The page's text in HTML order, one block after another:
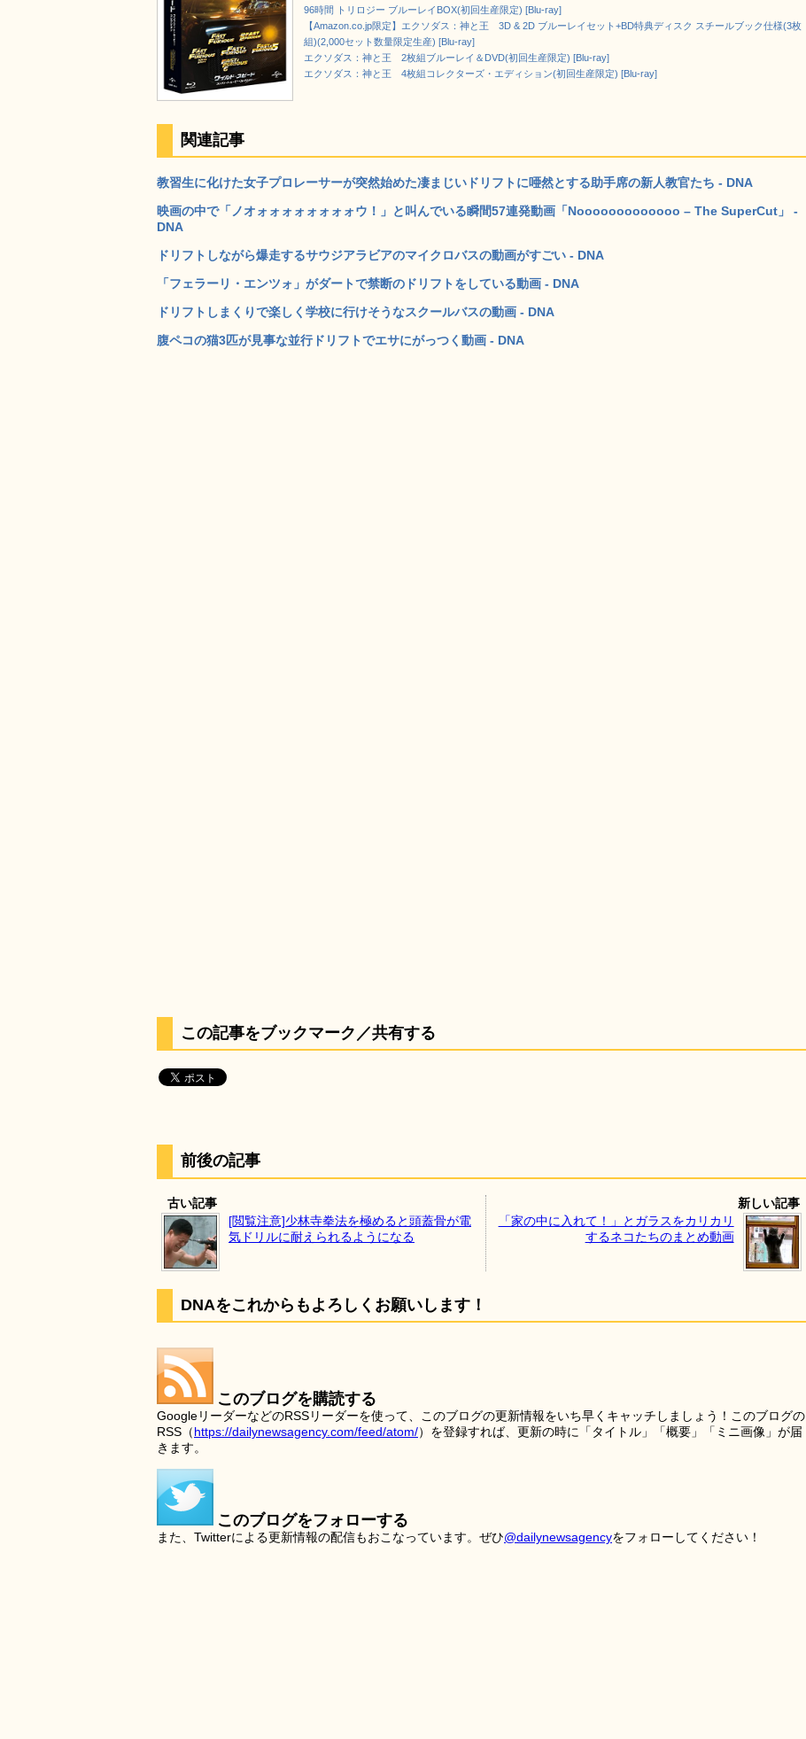
96時間 トリロジー ブルーレイBOX(初回生産限定) [Blu-ray]
【Amazon.co.jp限定】エクソダス：神と王 3D & 2D ブルーレイセット+BD特典ディスク スチールブック仕様(3枚
組)(2,000セット数量限定生産) [Blu-ray]
エクソダス：神と王 2枚組ブルーレイ＆DVD(初回生産限定) [Blu-ray]
エクソダス：神と王 4枚組コレクターズ・エディション(初回生産限定) [Blu-ray]
関連記事
教習生に化けた女子プロレーサーが突然始めた凄まじいドリフトに唖然とする助手席の新人教官たち - DNA
映画の中で「ノオォォォォォォォォウ！」と叫んでいる瞬間57連発動画「Nooooooooooooo – The SuperCut」 -
DNA
ドリフトしながら爆走するサウジアラビアのマイクロバスの動画がすごい - DNA
「フェラーリ・エンツォ」がダートで禁断のドリフトをしている動画 - DNA
ドリフトしまくりで楽しく学校に行けそうなスクールバスの動画 - DNA
腹ペコの猫3匹が見事な並行ドリフトでエサにがっつく動画 - DNA
この記事をブックマーク／共有する
前後の記事
古い記事
[閲覧注意]少林寺拳法を極めると頭蓋骨が電
気ドリルに耐えられるようになる
新しい記事
「家の中に入れて！」とガラスをカリカリ
するネコたちのまとめ動画
DNAをこれからもよろしくお願いします！
このブログを購読する
GoogleリーダーなどのRSSリーダーを使って、このブログの更新情報をいち早くキャッチしましょう！このブログの
RSS（https://dailynewsagency.com/feed/atom/）を登録すれば、更新の時に「タイトル」「概要」「ミニ画像」が届
きます。
このブログをフォローする
また、Twitterによる更新情報の配信もおこなっています。ぜひ@dailynewsagencyをフォローしてください！